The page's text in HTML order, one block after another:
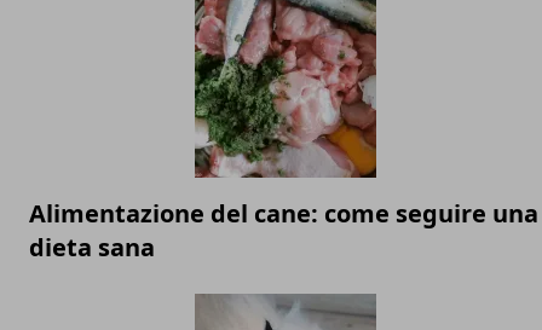
Alimentazione del cane: come seguire una
dieta sana